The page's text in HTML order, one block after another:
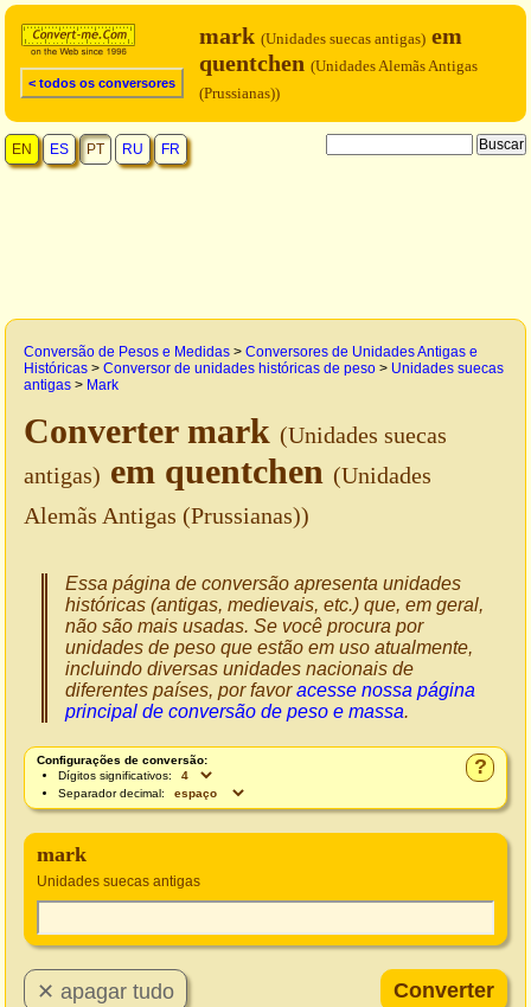
< todos os conversores
mark (Unidades suecas antigas) em
quentchen (Unidades Alemãs Antigas
(Prussianas))
EN ES PT RU FR
Conversão de Pesos e Medidas > Conversores de Unidades Antigas e
Históricas > Conversor de unidades históricas de peso > Unidades suecas
antigas > Mark
Converter mark (Unidades suecas
antigas) em quentchen (Unidades
Alemãs Antigas (Prussianas))
Essa página de conversão apresenta unidades
históricas (antigas, medievais, etc.) que, em geral,
não são mais usadas. Se você procura por
unidades de peso que estão em uso atualmente,
incluindo diversas unidades nacionais de
diferentes países, por favoracesse nossa página
principal de conversão de peso e massa.
?
Configurações de conversão:
Dígitos significativos:
Separador decimal:
mark
Unidades suecas antigas